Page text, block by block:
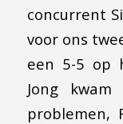
concurrent
voor ons
een 5-5 op
Jong
problemen,